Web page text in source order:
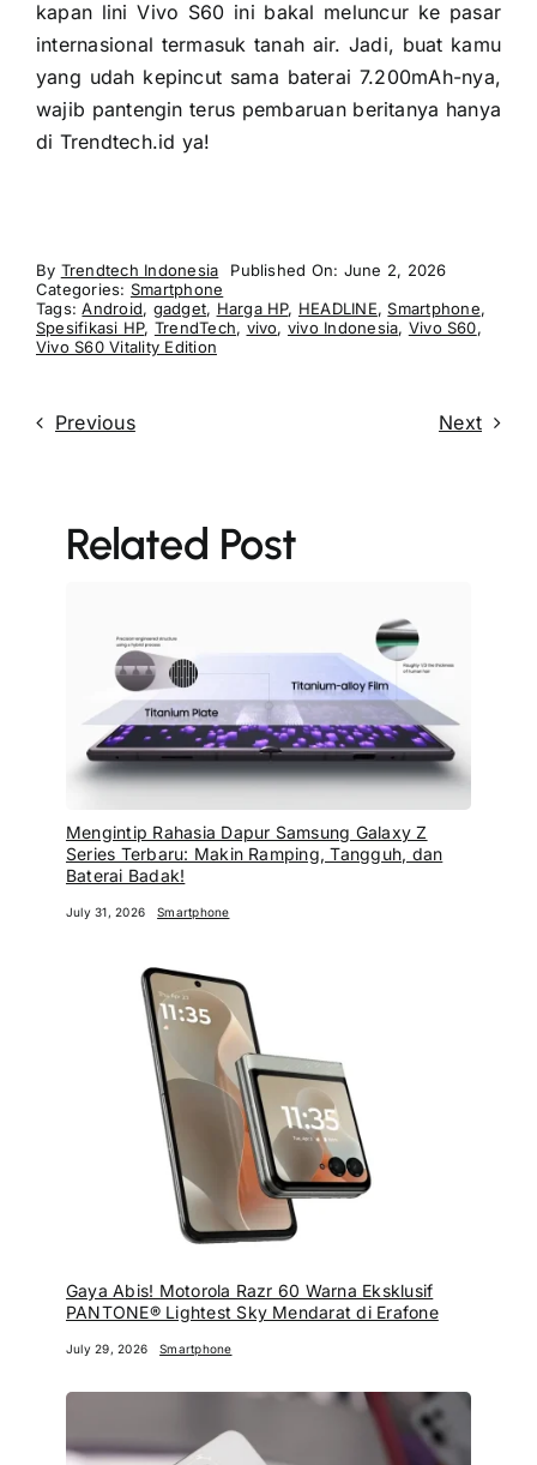
kapan lini Vivo S60 ini bakal meluncur ke pasar
internasional termasuk tanah air. Jadi, buat kamu
yang udah kepincut sama baterai 7.200mAh-nya,
wajib pantengin terus pembaruan beritanya hanya
di Trendtech.id ya!
By Trendtech Indonesia
Published On: June 2, 2026
Categories: Smartphone
Tags:Android, gadget, Harga HP, HEADLINE,Smartphone,
Spesifikasi HP, TrendTech, vivo, vivo Indonesia, Vivo S60,
Vivo S60 Vitality Edition
Previous Next
Related Post
Mengintip Rahasia Dapur Samsung Galaxy Z
Series Terbaru: Makin Ramping, Tangguh, dan
Baterai Badak!
July 31, 2026 Smartphone
Gaya Abis! Motorola Razr 60 Warna Eksklusif
PANTONE® Lightest Sky Mendarat di Erafone
July 29, 2026 Smartphone